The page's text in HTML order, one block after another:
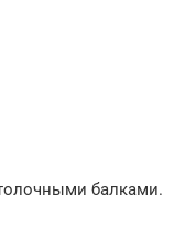
балками.